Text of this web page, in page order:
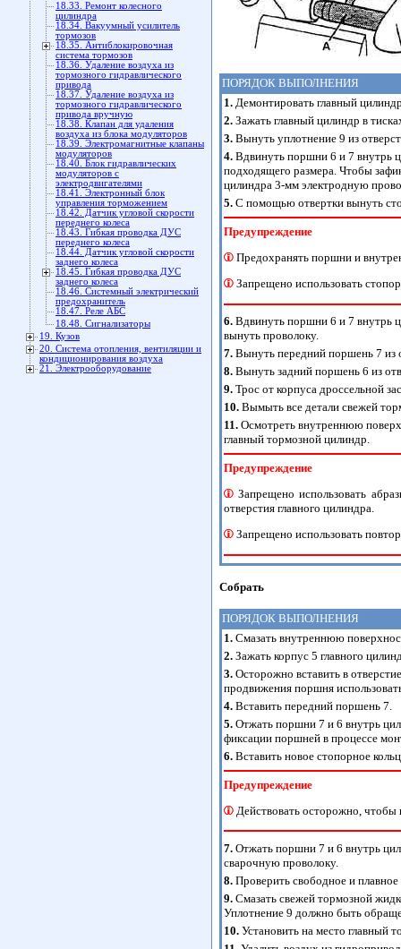
18.33. Ремонт колесного
цилиндра
18.34. Вакуумный усилитель
тормозов
18.35. Антиблокировочная
система тормозов
18.36. Удаление воздуха из
тормозного гидравлического
привода
18.37. Удаление воздуха из
тормозного гидравлического
привода вручную
18.38. Клапан для удаления
воздуха из блока модуляторов
18.39. Электромагнитные клапаны
модуляторов
18.40. Блок гидравлических
модуляторов с
электродвигателями
18.41. Электронный блок
управления торможением
18.42. Датчик угловой скорости
переднего колеса
18.43. Гибкая проводка ДУС
переднего колеса
18.44. Датчик угловой скорости
заднего колеса
18.45. Гибкая проводка ДУС
заднего колеса
18.46. Системный электрический
предохранитель
18.47. Реле АБС
18.48. Сигнализаторы
19. Кузов
20. Система отопления, вентиляции и
кондиционирования воздуха
21. Электрооборудование
ПОРЯДОК ВЫПОЛНЕНИЯ
1. Демонтировать главный
2. Зажать главный цилиндр в
3. Вынуть уплотнение 9 из
4. Вдвинуть поршни 6 и 7 внутрь
подходящего размера. Чтобы
цилиндра 3-мм электродную
5. С помощью отвертки вынуть
Предупреждение
Предохранять поршни и
Запрещено использовать
6. Вдвинуть поршни 6 и 7 внутрь
вынуть проволоку.
7. Вынуть передний поршень 7 из
8. Вынуть задний поршень 6 из
9. Трос от корпуса дроссельной
10. Вымыть все детали свежей
11. Осмотреть внутреннюю
главный тормозной цилиндр.
Предупреждение
Запрещено использовать
отверстия главного цилиндра.
Запрещено использовать
Собрать
ПОРЯДОК ВЫПОЛНЕНИЯ
1. Смазать внутреннюю
2. Зажать корпус 5 главного
3. Осторожно вставить в
продвижения поршня
4. Вставить передний поршень 7.
5. Отжать поршни 7 и 6 внутрь
фиксации поршней в процессе
6. Вставить новое стопорное
Предупреждение
Действовать осторожно, чтобы
7. Отжать поршни 7 и 6 внутрь
сварочную проволоку.
8. Проверить свободное и
9. Смазать свежей тормозной
Уплотнение 9 должно быть
10. Установить на место главный